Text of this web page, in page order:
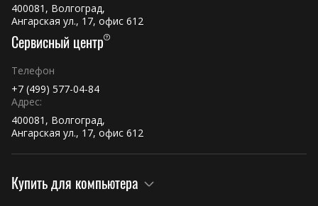
400081, Волгоград,
Ангарская ул., 17, офис 612
Сервисный центр
Телефон
+7 (499) 577-04-84
Адрес:
400081, Волгоград,
Ангарская ул., 17, офис 612
Купить для компьютера